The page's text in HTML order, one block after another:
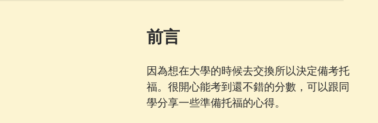
前言
因為想在大學的時候去交換所以決定備考托
福。很開心能考到還不錯的分數，可以跟同
學分享一些準備托福的心得。